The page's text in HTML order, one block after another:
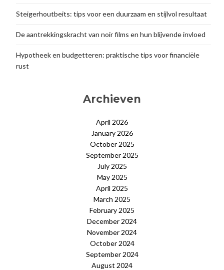
Steigerhoutbeits: tips voor een duurzaam en stijlvol resultaat
De aantrekkingskracht van noir films en hun blijvende invloed
Hypotheek en budgetteren: praktische tips voor financiële
rust
Archieven
April 2026
January 2026
October 2025
September 2025
July 2025
May 2025
April 2025
March 2025
February 2025
December 2024
November 2024
October 2024
September 2024
August 2024